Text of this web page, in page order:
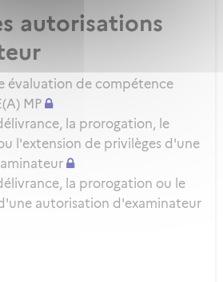
autorisations
évaluation de compétence
MP
la prorogation, le
l'extension de privilèges d'une
la prorogation ou le
autorisation d'examinateur